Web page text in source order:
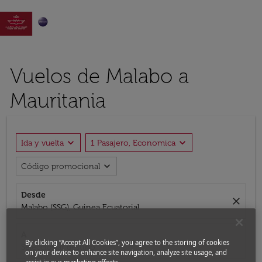

Vuelos de Malabo a
Mauritania
Ida y vuelta expand_more 1 Pasajero, Economica expand_more
Código promocional expand_more
Desde
Malabo (SSG), Guinea Ecuatorial
close
Seleccionar destino
By clicking “Accept All Cookies”, you agree to the storing of cookies
on your device to enhance site navigation, analyze site usage, and